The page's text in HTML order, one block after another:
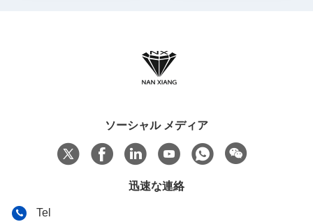
ソーシャル メディア
迅速な連絡
Tel